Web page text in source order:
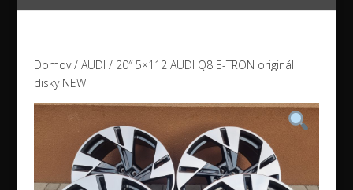
Domov/ AUDI / 20″ 5×112 AUDI Q8 E-TRON originál
disky NEW